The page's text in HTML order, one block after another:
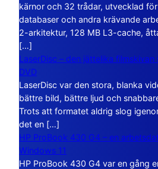
kärnor och 32 trådar, utvecklad
databaser och andra krävande
2-arkitektur, 128 MB L3-cache,
[…]
LaserDisc – den jättelika
DVD
LaserDisc var den stora, blanka
bättre bild, bättre ljud och
Trots att formatet aldrig slog
det en […]
HP ProBook 430 G4 – en
Windows 11
HP ProBook 430 G4 var en gång